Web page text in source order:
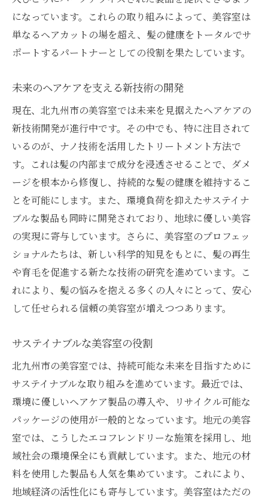
になっています。これらの取り組みによって、美容室は
単なるヘアカットの場を超え、髪の健康をトータルでサ
ポートするパートナーとしての役割を果たしています。
未来のヘアケアを支える新技術の開発
現在、北九州市の美容室では未来を見据えたヘアケアの
新技術開発が進行中です。その中でも、特に注目されて
いるのが、ナノ技術を活用したトリートメント方法で
す。これは髪の内部まで成分を浸透させることで、ダメ
ージを根本から修復し、持続的な髪の健康を維持するこ
とを可能にします。また、環境負荷を抑えたサステイナ
ブルな製品も同時に開発されており、地球に優しい美容
の実現に寄与しています。さらに、美容室のプロフェッ
ショナルたちは、新しい科学的知見をもとに、髪の再生
や育毛を促進する新たな技術の研究を進めています。こ
れにより、髪の悩みを抱える多くの人々にとって、安心
して任せられる信頼の美容室が増えつつあります。
サステイナブルな美容室の役割
北九州市の美容室では、持続可能な未来を目指すために
サステイナブルな取り組みを進めています。最近では、
環境に優しいヘアケア製品の導入や、リサイクル可能な
パッケージの使用が一般的となっています。地元の美容
室では、こうしたエコフレンドリーな施策を採用し、地
域社会の環境保全にも貢献しています。また、地元の材
料を使用した製品も人気を集めています。これにより、
地域経済の活性化にも寄与しています。美容室はただの